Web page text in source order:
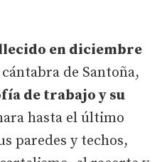
en diciembre
de Santoña,
de trabajo y su
hasta el último
paredes y techos,